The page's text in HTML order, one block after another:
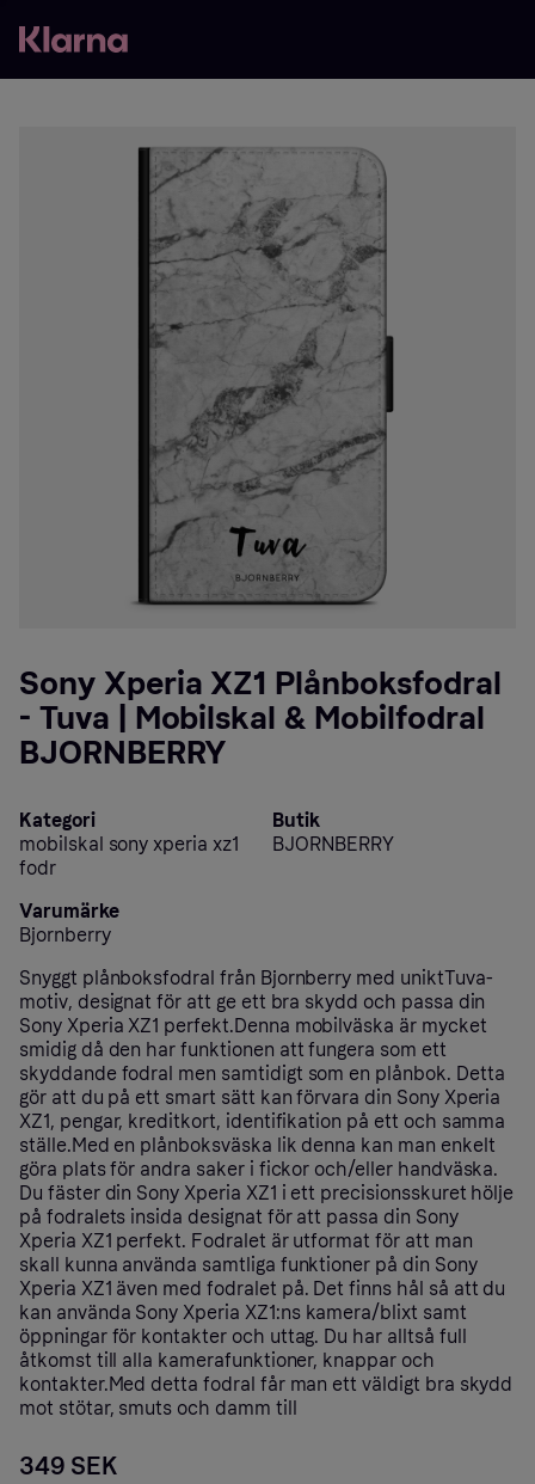
Sony Xperia XZ1 Plånboksfodral
- Tuva | Mobilskal & Mobilfodral
BJORNBERRY
Kategori
mobilskal sony xperia xz1
fodr
Butik
BJORNBERRY
Varumärke
Bjornberry
Snyggt plånboksfodral från Bjornberry med uniktTuva-
motiv, designat för att ge ett bra skydd och passa din
Sony Xperia XZ1 perfekt.Denna mobilväska är mycket
smidig då den har funktionen att fungera som ett
skyddande fodral men samtidigt som en plånbok. Detta
gör att du på ett smart sätt kan förvara din Sony Xperia
XZ1, pengar, kreditkort, identifikation på ett och samma
ställe.Med en plånboksväska lik denna kan man enkelt
göra plats för andra saker i fickor och/eller handväska.
Du fäster din Sony Xperia XZ1 i ett precisionsskuret hölje
på fodralets insida designat för att passa din Sony
Xperia XZ1 perfekt. Fodralet är utformat för att man
skall kunna använda samtliga funktioner på din Sony
Xperia XZ1 även med fodralet på. Det finns hål så att du
kan använda Sony Xperia XZ1:ns kamera/blixt samt
öppningar för kontakter och uttag. Du har alltså full
åtkomst till alla kamerafunktioner, knappar och
kontakter.Med detta fodral får man ett väldigt bra skydd
mot stötar, smuts och damm till
349 SEK